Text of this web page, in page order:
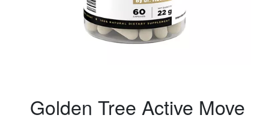
Golden Tree Active Move